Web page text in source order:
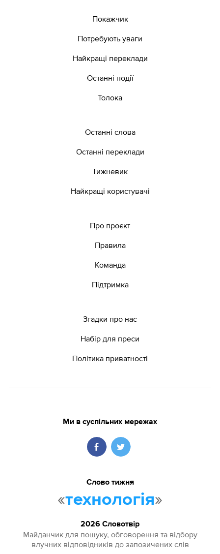
Покажчик
Потребують уваги
Найкращі переклади
Останні події
Толока
Останні слова
Останні переклади
Тижневик
Найкращі користувачі
Про проєкт
Правила
Команда
Підтримка
Згадки про нас
Набір для преси
Політика приватності
Ми в суспільних мережах
Слово тижня
«технологія»
2026 Словотвір
Майданчик для пошуку, обговорення та відбору
влучних відповідників до запозичених слів